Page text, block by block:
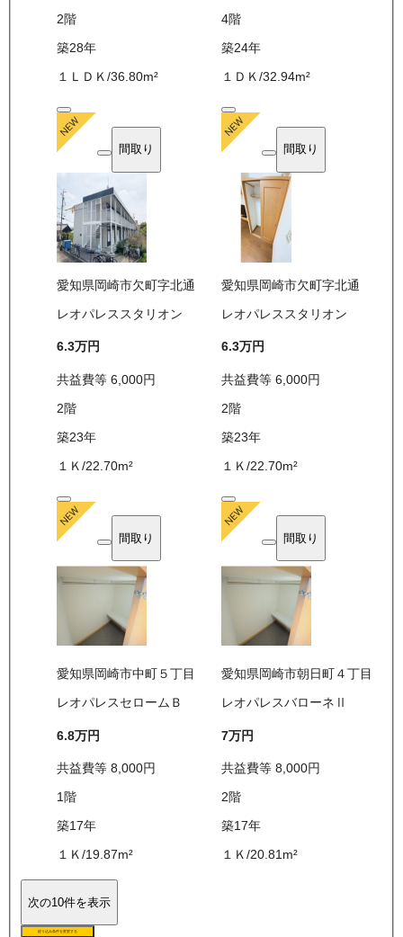
2階
築28年
１ＬＤＫ /36.80m²
4階
築24年
１ＤＫ/32.94m²
間取り
愛知県岡崎市欠町字北通
レオパレススタリオン
6.3万円
共益費等 6,000円
2階
築23年
１Ｋ /22.70m²
間取り
愛知県岡崎市欠町字北通
レオパレススタリオン
6.3万円
共益費等6,000円
2階
築23年
１Ｋ/22.70m²
間取り
愛知県岡崎市中町５丁目
レオパレスセロームＢ
6.8万円
共益費等 8,000円
1階
築17年
１Ｋ/19.87m²
間取り
愛知県岡崎市朝日町４丁目
レオパレスバローネⅡ
7万円
共益費等8,000円
2階
築17年
１Ｋ/20.81m²
次の10件を表示
絞り込み条件を変更する